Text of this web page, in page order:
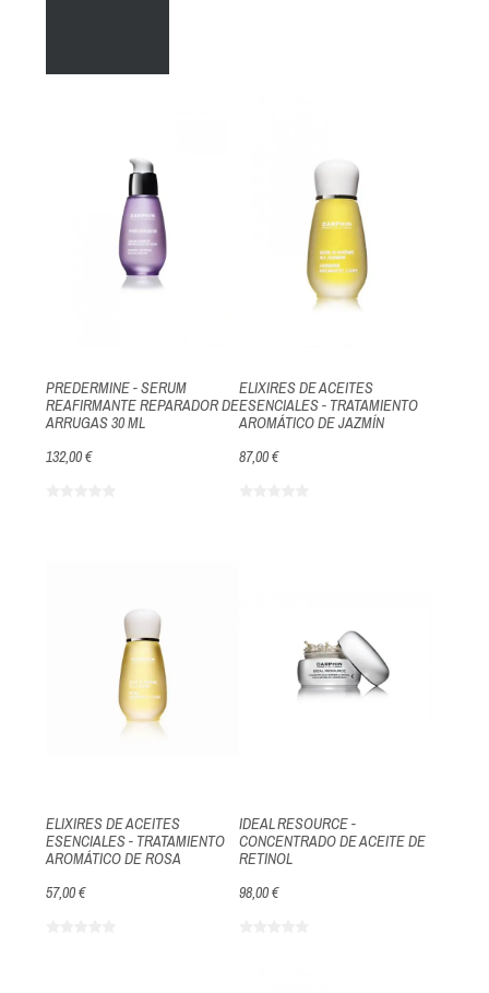
PREDERMINE - SERUM
REAFIRMANTE REPARADOR DE
ARRUGAS 30 ML
132,00 €
ELIXIRES DE ACEITES
ESENCIALES - TRATAMIENTO
AROMÁTICO DE JAZMÍN
87,00 €
ELIXIRES DE ACEITES
ESENCIALES - TRATAMIENTO
AROMÁTICO DE ROSA
57,00 €
IDEAL RESOURCE -
CONCENTRADO DE ACEITE DE
RETINOL
98,00 €